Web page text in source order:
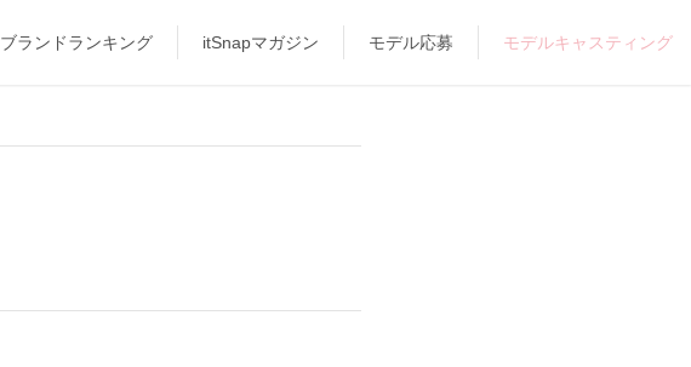
ブランドランキング itSnapマガジン モデル応募 モデルキャスティング